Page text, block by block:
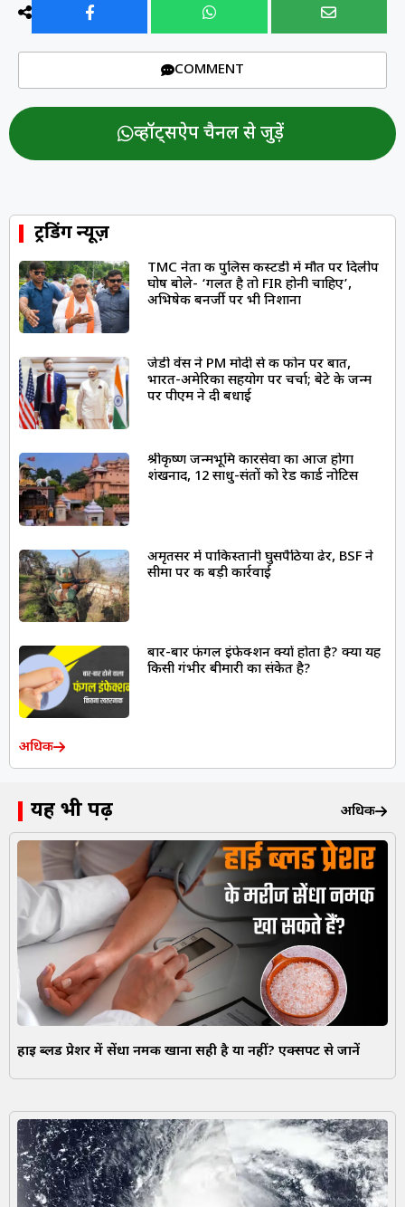
COMMENT
व्हॉट्सऐप चैनल से जुड़ें
ट्रेंडिंग न्यूज़
TMC नेता की पुलिस कस्टडी में मौत पर दिलीप
घोष बोले- ‘गलत है तो FIR होनी चाहिए’,
अभिषेक बनर्जी पर भी निशाना
जेडी वेंस ने PM मोदी से की फोन पर बात,
भारत-अमेरिका सहयोग पर चर्चा; बेटे के जन्म
पर पीएम ने दी बधाई
श्रीकृष्ण जन्मभूमि कारसेवा का आज होगा
शंखनाद, 12 साधु-संतों को रेड कार्ड नोटिस
अमृतसर में पाकिस्तानी घुसपैठिया ढेर, BSF ने
सीमा पर की बड़ी कार्रवाई
बार-बार फंगल इंफेक्शन क्यों होता है? क्या यह
किसी गंभीर बीमारी का संकेत है?
अधिक
यह भी पढ़ें अधिक
हाई ब्लड प्रेशर में सेंधा नमक खाना सही है या नहीं? एक्सपर्ट से जानें